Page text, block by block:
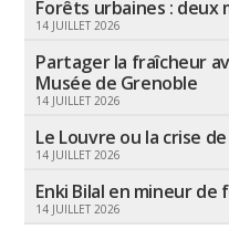
Forêts urbaines : deux
14 JUILLET 2026
Partager la fraîcheur
Musée de Grenoble
14 JUILLET 2026
Le Louvre ou la crise
14 JUILLET 2026
Enki Bilal en mineur de
14 JUILLET 2026